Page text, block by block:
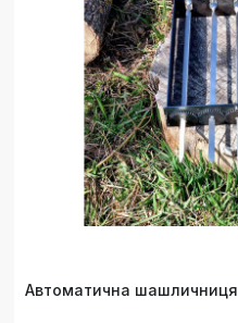
Автоматична шашличниця